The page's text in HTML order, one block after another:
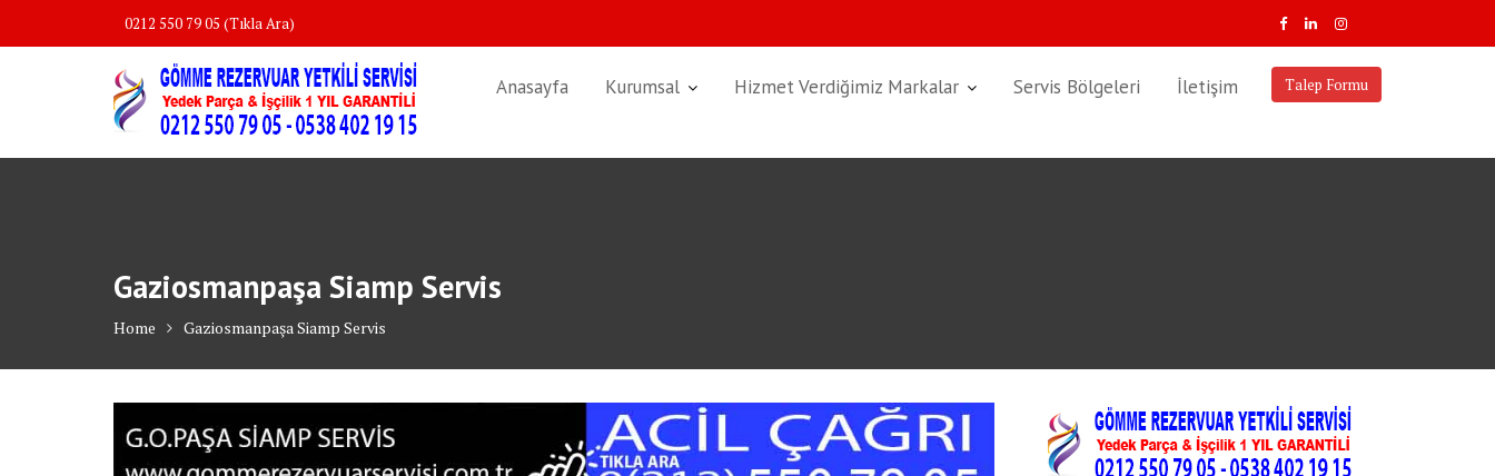
0212 550 79 05 (Tıkla Ara)
Talep Formu
Anasayfa Kurumsal Hizmet Verdiğimiz Markalar Servis Bölgeleri İletişim
Gaziosmanpaşa Siamp Servis
Home Gaziosmanpaşa Siamp Servis